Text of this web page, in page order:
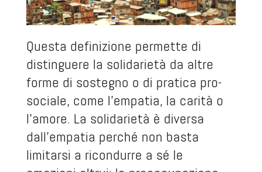
Questa definizione permette di
distinguere la solidarietà da altre
forme di sostegno o di pratica pro-
sociale, come l’empatia, la carità o
l’amore. La solidarietà è diversa
dall’empatia perché non basta
limitarsi a ricondurre a sé le